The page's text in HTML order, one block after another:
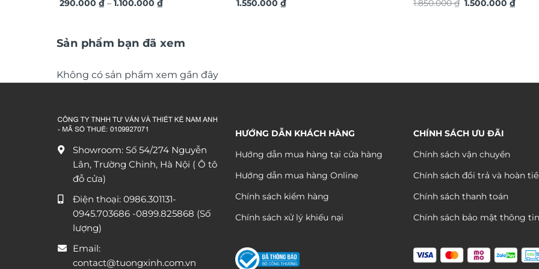
quà tặng sang trọng ý nghĩa TG4843
290.000₫ – 1.100.000₫Khoảng
1.100.000 ₫
TG4914S
1.550.000₫
nổi 3D hiệu ứng dát vàng
1.850.000₫ Giá
1.500.000₫Giá
Sản phẩm bạn đã xem
Không có sản phẩm xem gần đây
Showroom: Số 54/274 Nguyễn
Lân, Trường Chinh, Hà Nội ( Ô tô
đỗ cửa)
Điện thoại: 0986.301131-
0945.703686 -0899.825868 (Số
lượng)
Email:
contact@tuongxinh.com.vn
HƯỚNG DẪN KHÁCH HÀNG
Hướng dẫn mua hàng tại cửa hàng
Hướng dẫn mua hàng Online
Chính sách kiểm hàng
Chính sách xử lý khiếu nại
CHÍNH SÁCH ƯU ĐÃI
Chính sách vận chuyển
Chính sách đổi trả và hoàn
Chính sách thanh toán
Chính sách bảo mật thông tin